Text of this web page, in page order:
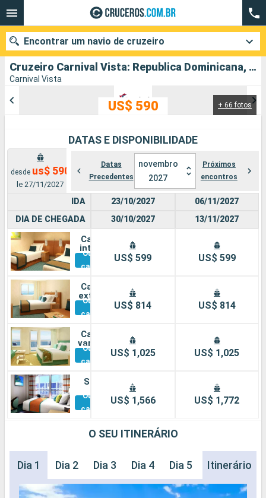
Cruzeiro Carnival Vista: Republica Dominicana, Bahamas, Estados Unidos partindo de Porto Canaveral
Carnival Vista
+ 66 fotos
US$ 590
DATAS E DISPONIBILIDADE
desde us$ 590
le 27/11/2027
Datas
Precedentes
novembro
2027
Próximos
encontros
IDA
DIA DE CHEGADA
Cabine
interna
Outras
cabines
Cabine
externa
Outras
cabines
Cabine
varanda
Outras
cabines
Suíte
Outras
cabines
23/10/2027
30/10/2027
US$ 599
US$ 814
US$ 1,025
US$ 1,566
06/11/2027
13/11/2027
US$ 599
US$ 814
US$ 1,025
US$ 1,772
O SEU ITINERÁRIO
Dia 1 Dia 2 Dia 3 Dia 4 Dia 5 Dia 6 Dia
Itinerário
Encontrar um navio de cruzeiro
Cidades Companhias
Pesquisar